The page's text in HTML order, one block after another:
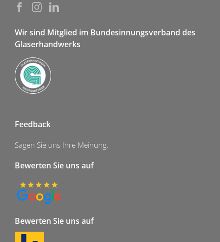
Wir sind Mitglied im Bundesinnungsverband des
Glaserhandwerks
Feedback
Sagen Sie uns Ihre Meinung.
Bewerten Sie uns auf
Bewerten Sie uns auf